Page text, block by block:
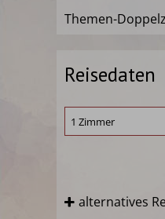
Themen-
Reisedaten
alternatives